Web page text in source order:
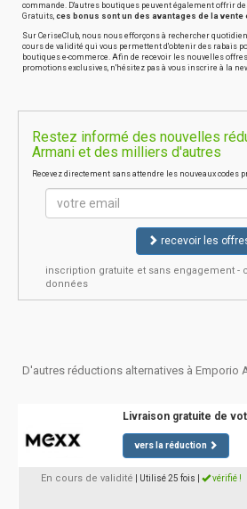
commande. D'autres boutiques peuvent également offrir
Gratuits, ces bonus sont un des avantages de la vente
Sur CeriseClub, nous nous efforçons à rechercher
cours de validité qui vous permettent d'obtenir des rabais
boutiques e-commerce. Afin de recevoir les nouvelles
promotions exclusives, n'hésitez pas à vous inscrire à la
Restez informé des nouvelles
Armani et des milliers d'autres
Recevez directement sans attendre les nouveaux codes
recevoir les
inscription gratuite et sans engagement -
données
D'autres réductions alternatives à Emporio
Livraison gratuite de
vers la réduction
En cours de validité | Utilisé 25 fois vérifié !